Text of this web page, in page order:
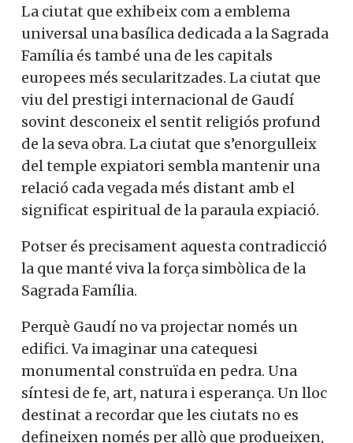
La ciutat que exhibeix com a emblema
universal una basílica dedicada a la Sagrada
Família és també una de les capitals
europees més secularitzades. La ciutat que
viu del prestigi internacional de Gaudí
sovint desconeix el sentit religiós profund
de la seva obra. La ciutat que s’enorgulleix
del temple expiatori sembla mantenir una
relació cada vegada més distant amb el
significat espiritual de la paraula expiació.
Potser és precisament aquesta contradicció
la que manté viva la força simbòlica de la
Sagrada Família.
Perquè Gaudí no va projectar només un
edifici. Va imaginar una catequesi
monumental construïda en pedra. Una
síntesi de fe, art, natura i esperança. Un lloc
destinat a recordar que les ciutats no es
defineixen només per allò que produeixen,